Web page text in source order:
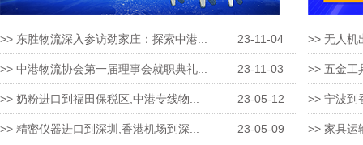
>> 东胜物流深入参访劲家庄：探索中港... 23-11-04
>> 中港物流协会第一届理事会就职典礼... 23-11-03
>> 奶粉进口到福田保税区,中港专线物... 23-05-12
>> 精密仪器进口到深圳,香港机场到深... 23-05-09
>> 无人机
>> 五金工
>> 宁波到
>> 家具运